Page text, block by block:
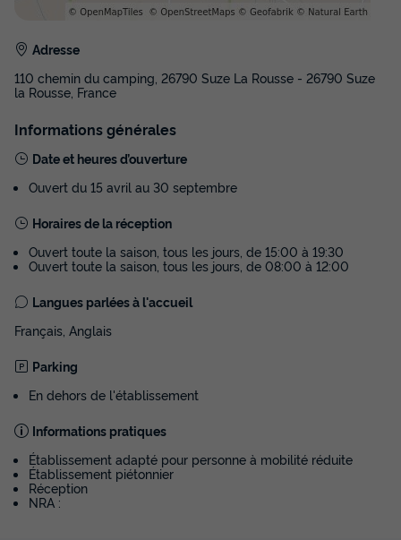
douche - avec wc et cuisine
Meilleur prix pour 7 nuits
Modifier les dates
LODGE 3 personnes - Lodge Central 24m²
- 1 chambre - coin cuisine - salle d'eau -
Hébergement de plain pied accessible
PMR
Annulation gratuite
Surface
Adresse
110 chemin du camping, 26790 Suze La Rousse - 26790 Suze
la Rousse, France
Informations générales
Date et heures d’ouverture
Ouvert du 15 avril au 30 septembre
Horaires de la réception
Ouvert toute la saison, tous les jours, de 15:00 à 19:30
Ouvert toute la saison, tous les jours, de 08:00 à 12:00
Langues parlées à l'accueil
Français, Anglais
Parking
En dehors de l'établissement
Informations pratiques
Établissement adapté pour personne à mobilité réduite
Établissement piétonnier
Réception
NRA :